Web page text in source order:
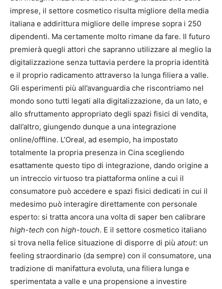
imprese, il settore cosmetico risulta migliore della media
italiana e addirittura migliore delle imprese sopra i 250
dipendenti. Ma certamente molto rimane da fare. Il futuro
premierà quegli attori che sapranno utilizzare al meglio la
digitalizzazione senza tuttavia perdere la propria identità
e il proprio radicamento attraverso la lunga filiera a valle.
Gli esperimenti più all’avanguardia che riscontriamo nel
mondo sono tutti legati alla digitalizzazione, da un lato, e
allo sfruttamento appropriato degli spazi fisici di vendita,
dall’altro, giungendo dunque a una integrazione
online/offline. L’Oreal, ad esempio, ha impostato
totalmente la propria presenza in Cina scegliendo
esattamente questo tipo di integrazione, dando origine a
un intreccio virtuoso tra piattaforma online a cui il
consumatore può accedere e spazi fisici dedicati in cui il
medesimo può interagire direttamente con personale
esperto: si tratta ancora una volta di saper ben calibrare
high-tech con high-touch. E il settore cosmetico italiano
si trova nella felice situazione di disporre di più atout: un
feeling straordinario (da sempre) con il consumatore, una
tradizione di manifattura evoluta, una filiera lunga e
sperimentata a valle e una propensione a investire